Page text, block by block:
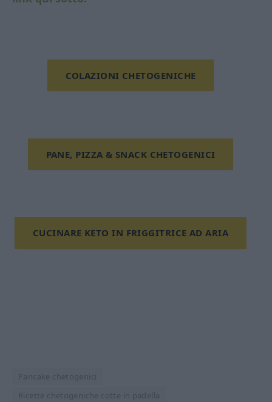
COLAZIONI CHETOGENICHE
PANE, PIZZA & SNACK CHETOGENICI
CUCINARE KETO IN FRIGGITRICE AD ARIA
Pancake chetogenici
Ricette chetogeniche cotte in padella